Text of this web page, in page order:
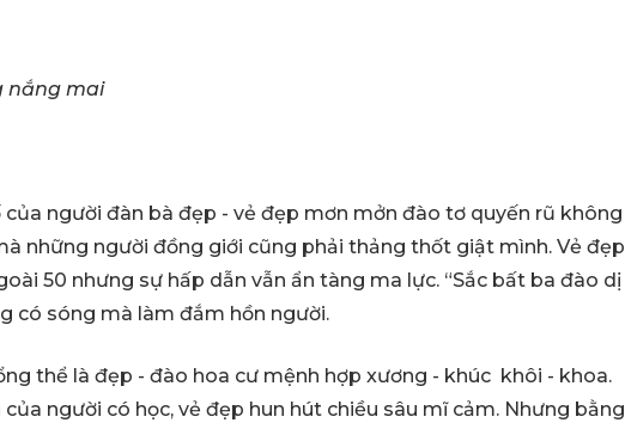
nắng mai
người đàn bà đẹp - vẻ đẹp mơn mởn đào tơ quyến rũ không
những người đồng giới cũng phải thảng thốt giật mình. Vẻ đẹp
50 nhưng sự hấp dẫn vẫn ẩn tàng ma lực. “Sắc bất ba đào dị
có sóng mà làm đắm hồn người.
thể là đẹp - đào hoa cư mệnh hợp xương - khúc khôi - khoa.
người có học, vẻ đẹp hun hút chiều sâu mĩ cảm. Nhưng bằng